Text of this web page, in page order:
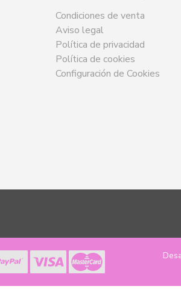
Condiciones de venta
Aviso legal
Política de privacidad
Política de cookies
Configuración de Cookies